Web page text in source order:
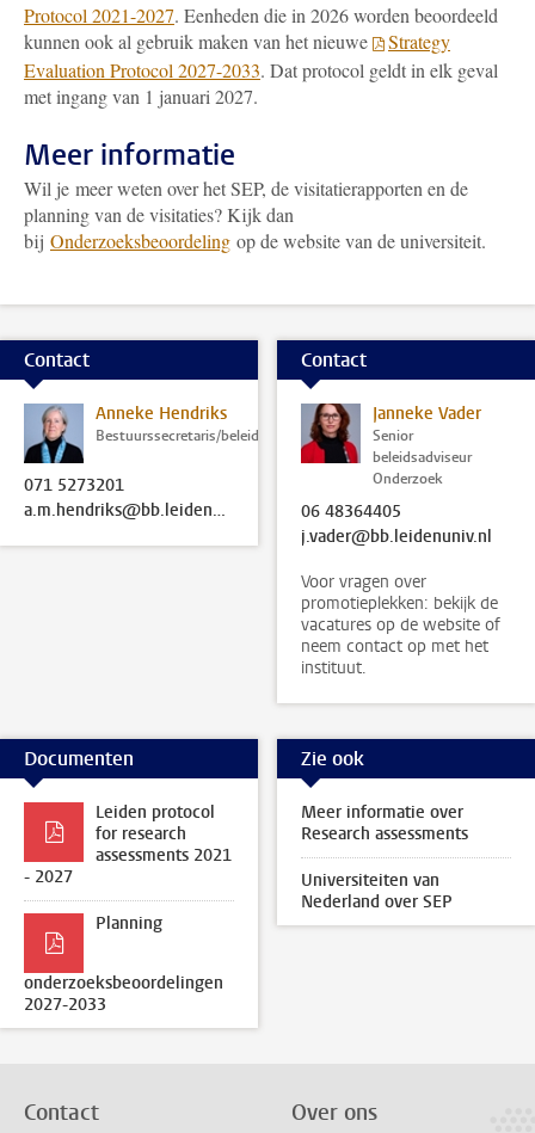
Protocol 2021-2027. Eenheden die in 2026 worden beoordeeld
kunnen ook al gebruik maken van het nieuwe
Strategy
Evaluation Protocol 2027-2033. Dat protocol geldt in elk geval
met ingang van 1 januari 2027.
Meer informatie
Wil je meer weten over het SEP, de visitatierapporten en de
planning van de visitaties? Kijk dan
bij Onderzoeksbeoordeling op de website van de universiteit.
Contact
Anneke Hendriks
Bestuurssecretaris/beleidsadviseur
071 5273201
a.m.hendriks@bb.leidenuniv.nl
Contact
Janneke Vader
Senior
beleidsadviseur
Onderzoek
06 48364405
j.vader@bb.leidenuniv.nl
Voor vragen over
promotieplekken: bekijk de
vacatures op de website of
neem contact op met het
instituut.
Documenten
Leiden protocol
for research
assessments 2021
- 2027
Planning
onderzoeksbeoordelingen
2027-2033
Zie ook
Meer informatie over
Research assessments
Universiteiten van
Nederland over SEP
Contact Over ons